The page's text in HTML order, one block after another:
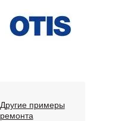
Другие примеры
ремонта